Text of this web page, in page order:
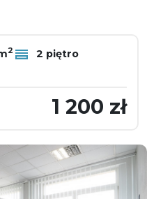
2
2 piętro
1 200 zł